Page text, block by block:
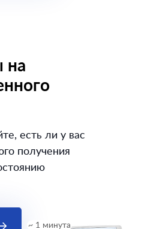
на
есть ли у вас
получения
~ 1 минута